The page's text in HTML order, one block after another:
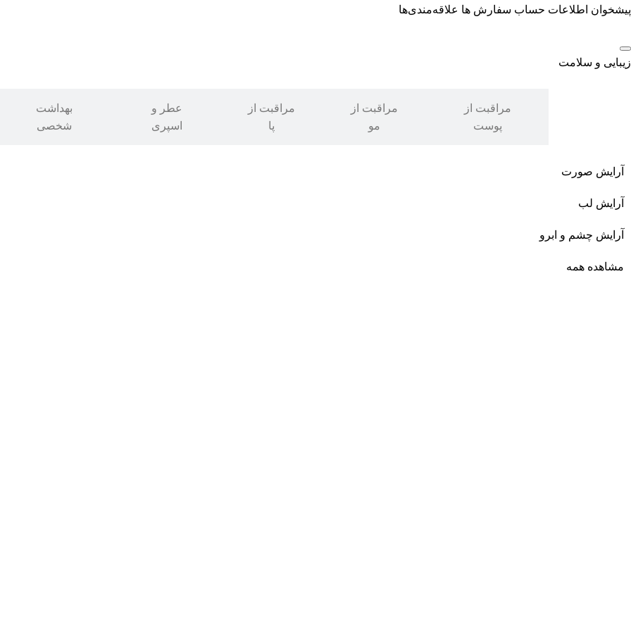
پیشخوان اطلاعات حساب سفارش ها علاقه‌مندی‌ها
زیبایی و سلامت
مراقبت از
پوست
مراقبت از
مو
مراقبت از
پا
عطر و
اسپری
بهداشت
شخصی
آرایش صورت
آرایش لب
آرایش چشم و ابرو
مشاهده همه